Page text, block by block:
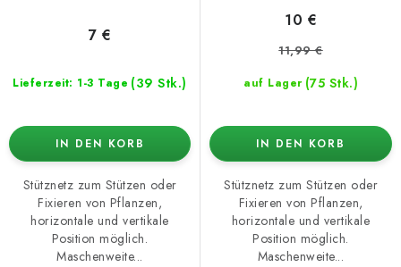
Lieferzeit: 1-3 Tage (39 Stk.)
7 €
IN DEN KORB
Stütznetz zum Stützen oder
Fixieren von Pflanzen,
horizontale und vertikale
Position möglich.
Maschenweite...
auf Lager (75 Stk.)
10 €
11,99 €
IN DEN KORB
Stütznetz zum Stützen oder
Fixieren von Pflanzen,
horizontale und vertikale
Position möglich.
Maschenweite...